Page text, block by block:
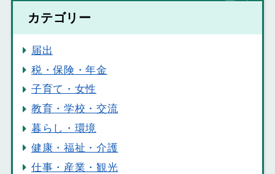
カテゴリー
届出
税・保険・年金
子育て・女性
教育・学校・交流
暮らし・環境
健康・福祉・介護
仕事・産業・観光